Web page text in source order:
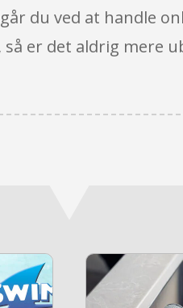
du ved at handle
er det aldrig mere